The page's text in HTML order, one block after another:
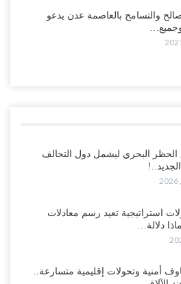
والتسامح بالعاصمة عدن يدعو
البحري ليشمل دول التحالف
استراتيجية تعيد رسم معادلات
دلالة…
أمنية وتحولات إقليمية متسارعة..